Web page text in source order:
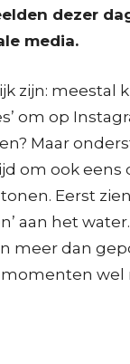
dezer
media.
zijn: meestal
om op
Maar
om ook eens
Eerst
aan het water.
meer dan
momenten wel